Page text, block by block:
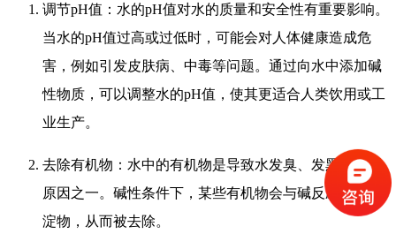
调节pH值：水的pH值对水的质量和安全性有重要影响。
当水的pH值过高或过低时，可能会对人体健康造成危
害，例如引发皮肤病、中毒等问题。通过向水中添加碱
性物质，可以调整水的pH值，使其更适合人类饮用或工
业生产。
去除有机物：水中的有机物是导致水发臭、发黑的主要
原因之一。碱性条件下，某些有机物会与碱反应生成沉
淀物，从而被去除。